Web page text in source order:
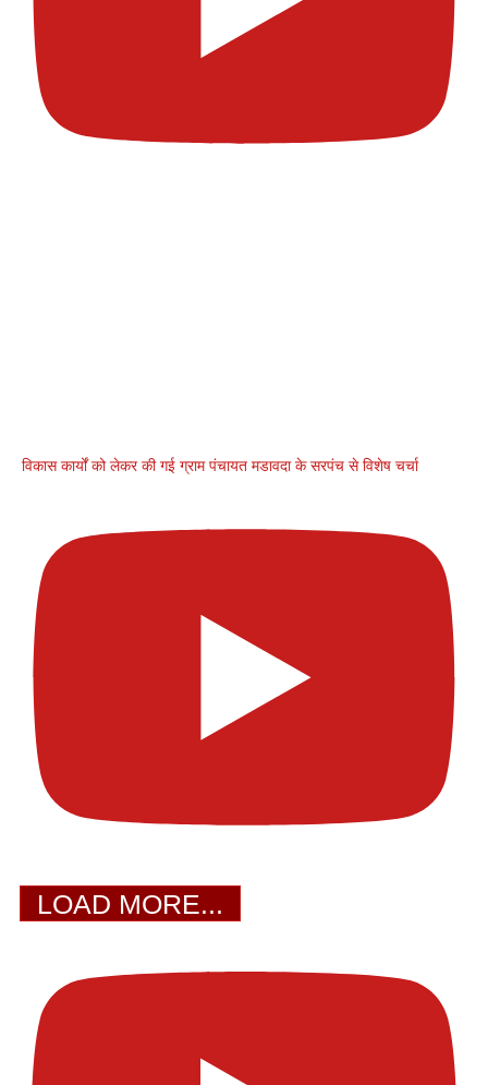
विकास कार्यों को लेकर की गई ग्राम पंचायत मडावदा के सरपंच से विशेष चर्चा
LOAD MORE...